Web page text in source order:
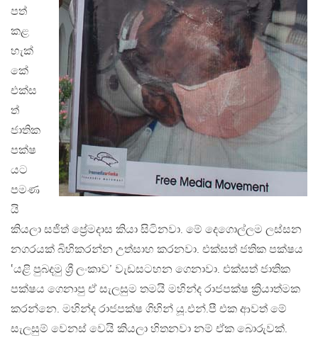
පත්
කළ
හැක්
කේ
එක්ස
ත්
ජාතික
පක්ෂ
යට
පමණ
යි
කියලා සජිත් ප්‍රේමදාස කියා සිටිනවා. මේ දෙගොල්ලම ලස්සන
නගරයක් බිහිකරන්න උත්සාහ කරනවා. එක්සත් ජතික පක්ෂය
‛යළි පුබදමු ශ්‍රී ලංකාව’ වැඩසටහන ගෙනාවා. එක්සත් ජාතික
පක්ෂය ගෙනාපු ඒ සැලසුම තමයි මහින්ද රාජපක්ෂ ක්‍රියාත්මක
කරන්නෙ. මහින්ද රාජපක්ෂ ගිහින් යූ.එන්.පී එක ආවත් මේ
සැලසුම් වෙනස් වෙයි කියලා හිතනවා නම් ඒක බොරුවක්.